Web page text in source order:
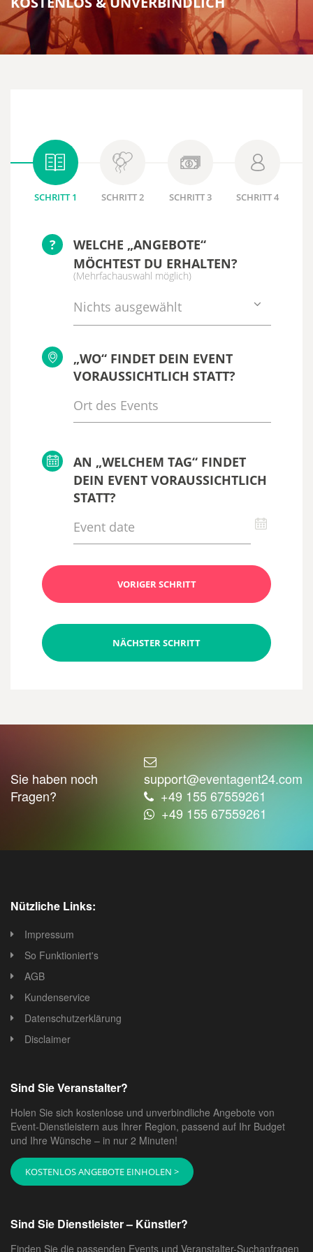
SCHRITT 1 SCHRITT 2 SCHRITT 3 SCHRITT 4
?
WELCHE „ANGEBOTE“
MÖCHTEST DU ERHALTEN?
(Mehrfachauswahl möglich)
Nichts ausgewählt
„WO“ FINDET DEIN EVENT
VORAUSSICHTLICH STATT?
AN „WELCHEM TAG“ FINDET
DEIN EVENT VORAUSSICHTLICH
STATT?
VORIGER SCHRITT
NÄCHSTER SCHRITT
Sie haben noch
Fragen?
support@eventagent24.com
+49 155 67559261
+49 155 67559261
Nützliche Links:
Impressum
So Funktioniert's
AGB
Kundenservice
Datenschutzerklärung
Disclaimer
Sind Sie Veranstalter?
Holen Sie sich kostenlose und unverbindliche Angebote von
Event-Dienstleistern aus Ihrer Region, passend auf Ihr Budget
und Ihre Wünsche – in nur 2 Minuten!
KOSTENLOS ANGEBOTE EINHOLEN >
Sind Sie Dienstleister – Künstler?
Finden Sie die passenden Events und Veranstalter-Suchanfragen